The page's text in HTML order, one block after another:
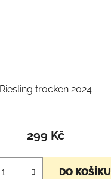
Riesling trocken 2024
299 Kč
DO KOŠÍKU